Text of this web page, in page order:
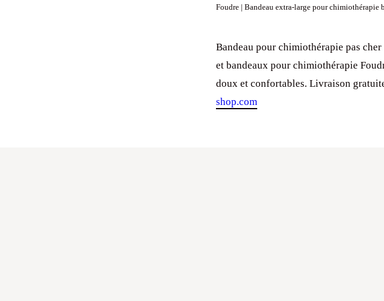
Foudre | Bandeau extra-large pour chimiothérapie
Bandeau pour chimiothérapie pas
et bandeaux pour chimiothérapie
doux et confortables. Livraison
shop.com